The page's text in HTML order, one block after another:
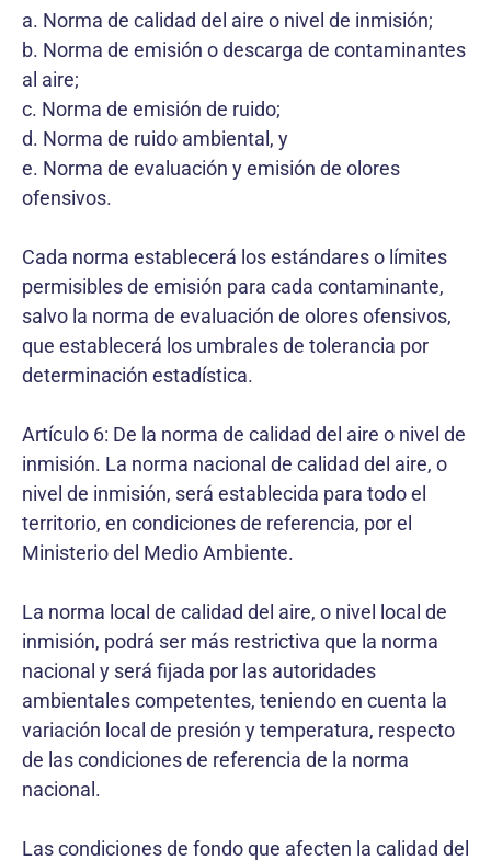
a. Norma de calidad del aire o nivel de inmisión;
b. Norma de emisión o descarga de contaminantes
al aire;
c. Norma de emisión de ruido;
d. Norma de ruido ambiental, y
e. Norma de evaluación y emisión de olores
ofensivos.
Cada norma establecerá los estándares o límites
permisibles de emisión para cada contaminante,
salvo la norma de evaluación de olores ofensivos,
que establecerá los umbrales de tolerancia por
determinación estadística.
Artículo 6: De la norma de calidad del aire o nivel de
inmisión. La norma nacional de calidad del aire, o
nivel de inmisión, será establecida para todo el
territorio, en condiciones de referencia, por el
Ministerio del Medio Ambiente.
La norma local de calidad del aire, o nivel local de
inmisión, podrá ser más restrictiva que la norma
nacional y será fijada por las autoridades
ambientales competentes, teniendo en cuenta la
variación local de presión y temperatura, respecto
de las condiciones de referencia de la norma
nacional.
Las condiciones de fondo que afecten la calidad del